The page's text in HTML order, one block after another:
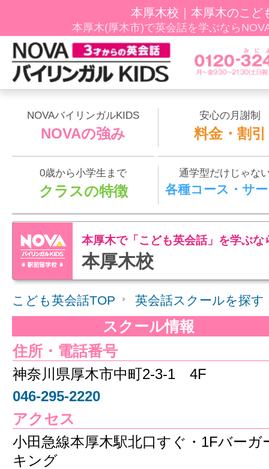
本厚木校｜本厚木のこど
本厚木(厚木市)で英会話を学ぶなら
NOVAバイリンガルKIDS
NOVAの強み
安心の月謝制
料金・割引
0歳から小学生まで
クラスの特徴
通学型だけじゃな
各種コース・サ
本厚木校
本厚木で「こども英会話」を学ぶな
こども英会話TOP 英会話スクールを探す
スクール情報
住所・電話番号
神奈川県厚木市中町2-3-1 4F
046-295-2220
アクセス
小田急線本厚木駅北口すぐ・1Fバーガ
キング